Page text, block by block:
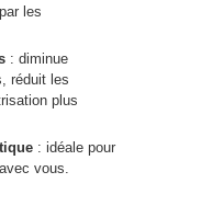
les
: diminue
réduit les
plus
: idéale pour
vous.